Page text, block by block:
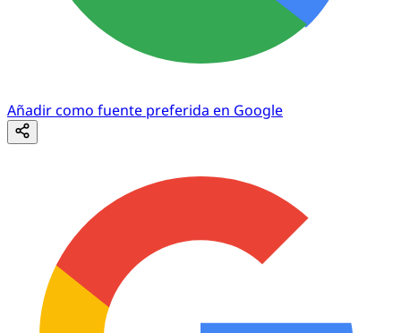
Añadir como fuente preferida en Google